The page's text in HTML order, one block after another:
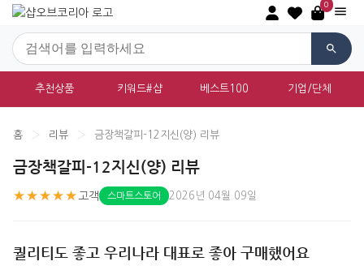
0
추천상품 키워드#샵 베스트100 기업/단체
홈 › 리뷰 › 금장책갈피-12지신(양) 리뷰
금장책갈피-12지신(양) 리뷰
★★★★★ 고객 스마트스토어 2026년 04월 09일
퀄리티도 좋고 우리나라 대표로 좋아 구매했어요